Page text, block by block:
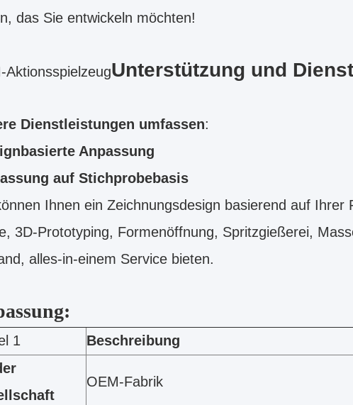
das Sie entwickeln möchten!
AktionsspielzeugUnterstützung und
Dienstleistungen umfassen:
Anpassung
auf Stichprobebasis
Ihnen ein Zeichnungsdesign basierend auf Ihrer
3D-Prototyping, Formenöffnung, Spritzgießerei,
alles-in-einem Service bieten.
1
Beschreibung
OEM-Fabrik